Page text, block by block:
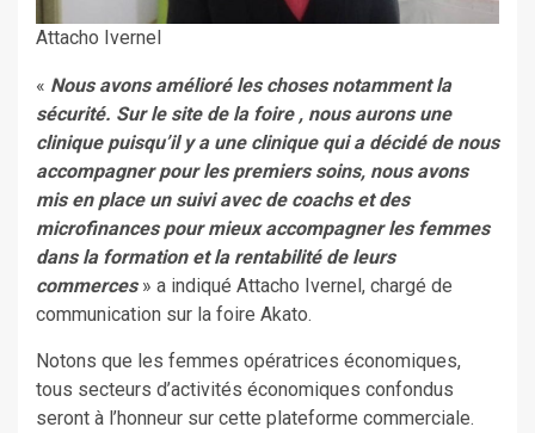
Attacho Ivernel
« Nous avons amélioré les choses notamment la
sécurité. Sur le site de la foire , nous aurons une
clinique puisqu’il y a une clinique qui a décidé de nous
accompagner pour les premiers soins, nous avons
mis en place un suivi avec de coachs et des
microfinances pour mieux accompagner les femmes
dans la formation et la rentabilité de leurs
commerces » a indiqué Attacho Ivernel, chargé de
communication sur la foire Akato.
Notons que les femmes opératrices économiques,
tous secteurs d’activités économiques confondus
seront à l’honneur sur cette plateforme commerciale.